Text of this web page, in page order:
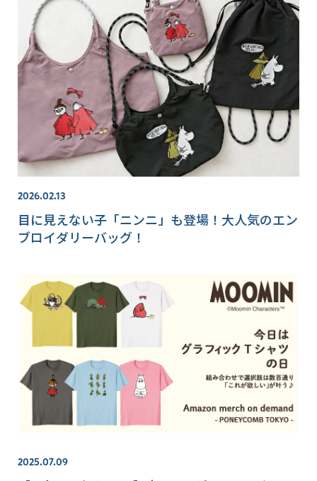
2026.02.13
目に見えない子「ニンニ」も登場！大人気のエン
ブロイダリーバッグ！
2025.07.09